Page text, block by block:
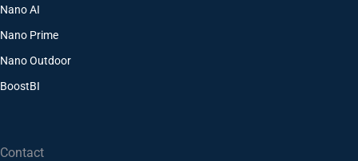
Nano AI
Nano Prime
Nano Outdoor
BoostBI
Contact